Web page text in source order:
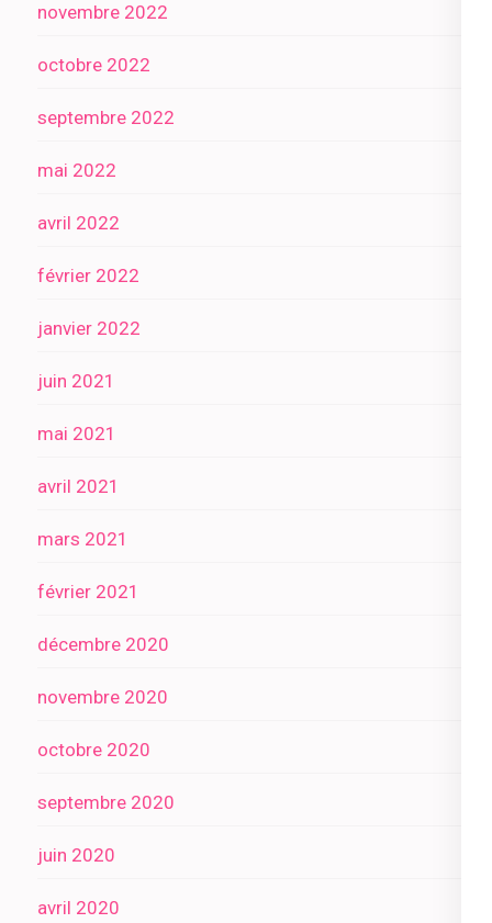
novembre 2022
octobre 2022
septembre 2022
mai 2022
avril 2022
février 2022
janvier 2022
juin 2021
mai 2021
avril 2021
mars 2021
février 2021
décembre 2020
novembre 2020
octobre 2020
septembre 2020
juin 2020
avril 2020